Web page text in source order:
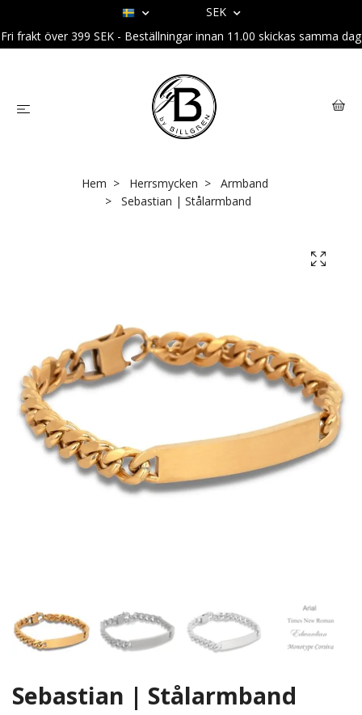
SEK
Fri frakt över 399 SEK - Beställningar innan 11.00 skickas samma dag
Hem Herrsmycken
Armband
Sebastian | Stålarmband
Sebastian | Stålarmband